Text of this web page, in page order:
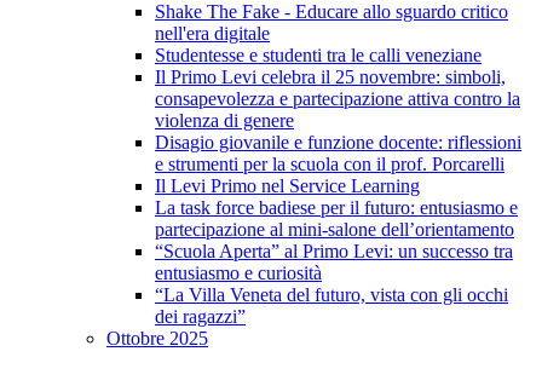
Shake The Fake - Educare allo sguardo critico
nell'era digitale
Studentesse e studenti tra le calli veneziane
Il Primo Levi celebra il 25 novembre: simboli,
consapevolezza e partecipazione attiva contro la
violenza di genere
Disagio giovanile e funzione docente: riflessioni
e strumenti per la scuola con il prof. Porcarelli
Il Levi Primo nel Service Learning
La task force badiese per il futuro: entusiasmo e
partecipazione al mini-salone dell’orientamento
“Scuola Aperta” al Primo Levi: un successo tra
entusiasmo e curiosità
“La Villa Veneta del futuro, vista con gli occhi
dei ragazzi”
Ottobre 2025